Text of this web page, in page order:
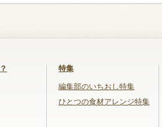
特集
編集部のいちおし特集
ひとつの食材アレンジ特集